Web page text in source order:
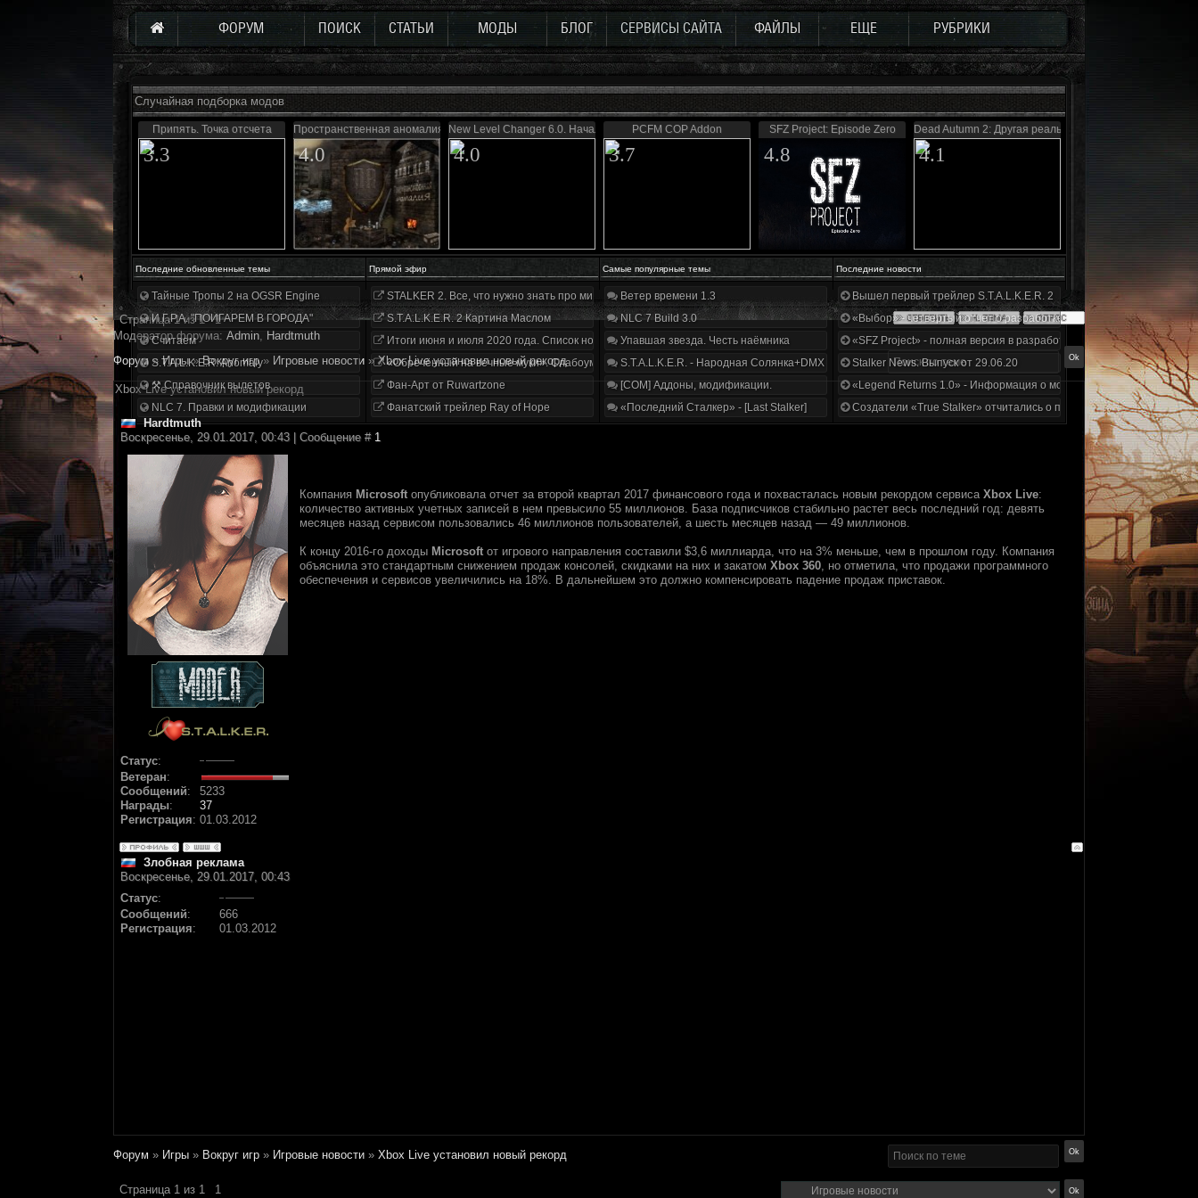
ФОРУМ ПОИСК СТАТЬИ МОДЫ БЛОГ СЕРВИСЫ САЙТА ФАЙЛЫ ЕЩЕ РУБРИКИ
Случайная подборка модов
Припять. Точка отсчета
3.3
Пространственная аномалия (Update 3)
4.0
New Level Changer 6.0. Начало
4.0
PCFM COP Addon
3.7
SFZ Project: Episode Zero
4.8
Dead Autumn 2: Другая реальность
4.1
Последние обновленные темы Прямой эфир Самые популярные темы Последние новости
Тайные Тропы 2 на OGSR Engine
И.Г.Р.А. "ПОИГАРЕМ В ГОРОДА"
Считаем
S.T.A.L.K.E.R. Anomaly
⚒ Справочник вылетов
NLC 7. Правки и модификации
STALKER 2. Все, что нужно знать про мир, геймплей и сюжет | Разбор трейлера
S.T.A.L.K.E.R. 2 Картина Маслом
Итоги июня и июля 2020 года. Список нововведений
«Обречённый на вечные муки». Слабоумие и отвага
Фан-Арт от Ruwartzone
Фанатский трейлер Ray of Hope
Ветер времени 1.3
NLC 7 Build 3.0
Упавшая звезда. Честь наёмника
S.T.A.L.K.E.R. - Народная Солянка+DMX 1.3.5.ООП.МА.К.
[COM] Аддоны, модификации.
«Последний Сталкер» - [Last Stalker]
Вышел первый трейлер S.T.A.L.K.E.R. 2
«Выбор» - четвертый отчет о разработке!
«SFZ Project» - полная версия в разработке!
Stalker News. Выпуск от 29.06.20
«Legend Returns 1.0» - Информация о моде за июнь 2020
Создатели «True Stalker» отчитались о проделанной работе
Страница1из1
1
Модератор форума: Аdmin, Hardtmuth
Форум » Игры » Вокруг игр » Игровые новости » Xbox Live установил новый рекорд
Xbox Live установил новый рекорд
Hardtmuth
Воскресенье, 29.01.2017, 00:43 | Сообщение # 1
Статус:
Ветеран:
Сообщений:
5233
Награды:
37
Регистрация: 01.03.2012
Компания Microsoft опубликовала отчет за второй квартал 2017 финансового года и похвасталась новым рекордом сервиса Xbox Live:
количество активных учетных записей в нем превысило 55 миллионов. База подписчиков стабильно растет весь последний год: девять
месяцев назад сервисом пользовались 46 миллионов пользователей, а шесть месяцев назад — 49 миллионов.
К концу 2016-го доходы Microsoft от игрового направления составили $3,6 миллиарда, что на 3% меньше, чем в прошлом году. Компания
объяснила это стандартным снижением продаж консолей, скидками на них и закатом Xbox 360, но отметила, что продажи программного
обеспечения и сервисов увеличились на 18%. В дальнейшем это должно компенсировать падение продаж приставок.
Злобная реклама
Воскресенье, 29.01.2017, 00:43
Статус:
Сообщений:
666
Регистрация: 01.03.2012
Форум » Игры » Вокруг игр » Игровые новости » Xbox Live установил новый рекорд
Страница 1 из 1 1